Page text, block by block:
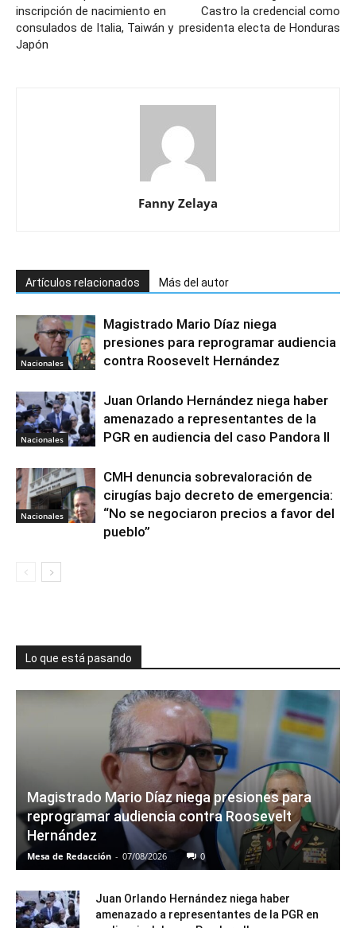
inscripción de nacimiento en
consulados de Italia, Taiwán y
Japón
Castro la credencial como
presidenta electa de Honduras
Fanny Zelaya
Artículos relacionados Más del autor
Nacionales
Magistrado Mario Díaz niega
presiones para reprogramar audiencia
contra Roosevelt Hernández
Nacionales
Juan Orlando Hernández niega haber
amenazado a representantes de la
PGR en audiencia del caso Pandora II
Nacionales
CMH denuncia sobrevaloración de
cirugías bajo decreto de emergencia:
“No se negociaron precios a favor del
pueblo”
Lo que está pasando
Magistrado Mario Díaz niega presiones para
reprogramar audiencia contra Roosevelt
Hernández
Mesa de Redacción - 07/08/2026 0
Juan Orlando Hernández niega haber
amenazado a representantes de la PGR en